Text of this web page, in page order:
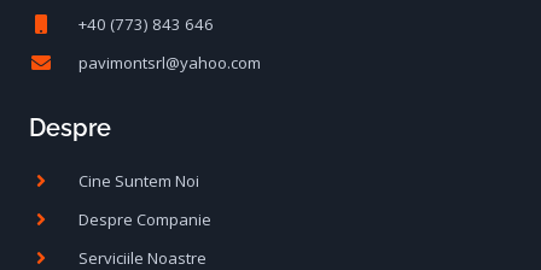
+40 (773) 843 646
pavimontsrl@yahoo.com
Despre
Cine Suntem Noi
Despre Companie
Serviciile Noastre